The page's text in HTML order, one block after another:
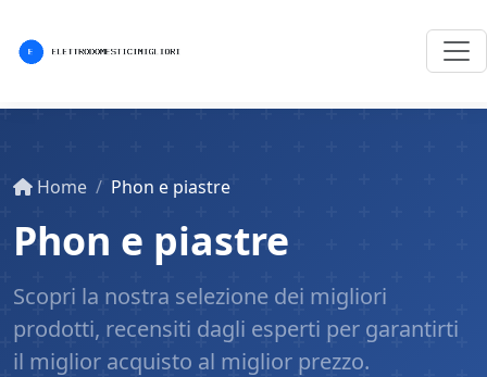
Home Phon e piastre
Phon e piastre
Scopri la nostra selezione dei migliori
prodotti, recensiti dagli esperti per garantirti
il miglior acquisto al miglior prezzo.